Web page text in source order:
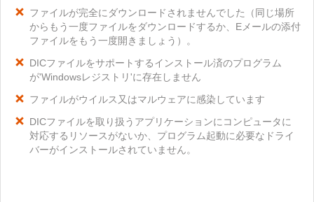
ファイルが完全にダウンロードされませんでした（同じ場所
からもう一度ファイルをダウンロードするか、Eメールの添付
ファイルをもう一度開きましょう）。
DICファイルをサポートするインストール済のプログラム
が'Windowsレジストリ'に存在しません
ファイルがウイルス又はマルウェアに感染しています
DICファイルを取り扱うアプリケーションにコンピュータに
対応するリソースがないか、プログラム起動に必要なドライ
バーがインストールされていません。